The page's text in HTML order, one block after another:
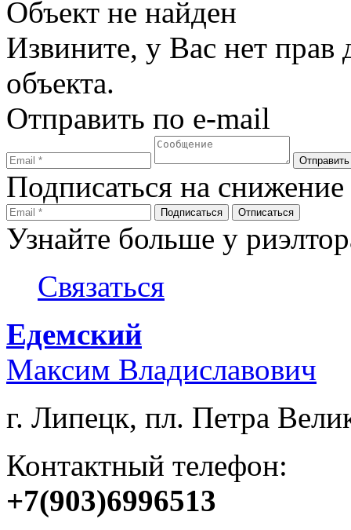
Объект не найден
Извините, у Вас нет прав
объекта.
Отправить по e-mail
Подписаться на
Узнайте больше у
Связаться
Едемский
Максим Владиславович
г. Липецк, пл. Петра
Контактный телефон:
+7(903)6996513